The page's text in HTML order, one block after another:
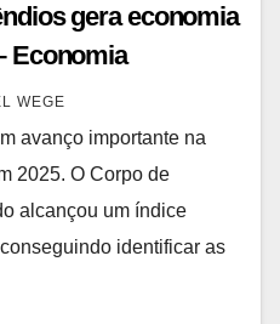
gera economia
Economia
WEGE
avanço importante na
2025. O Corpo de
alcançou um índice
identificar as